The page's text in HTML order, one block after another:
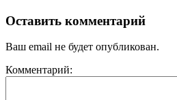
Оставить комментарий
Ваш email не будет опубликован.
Комментарий: